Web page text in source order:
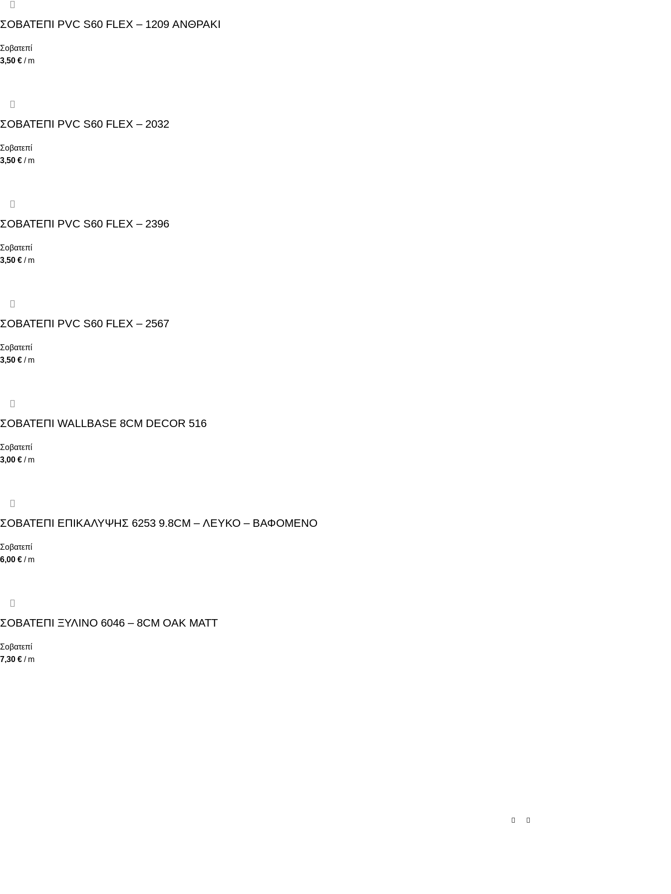
ΣΟΒΑΤΕΠΙ PVC S60 FLEX – 1209 ΑΝΘΡΑΚΙ
Σοβατεπί
3,50 € / m
ΣΟΒΑΤΕΠΙ PVC S60 FLEX – 2032
Σοβατεπί
3,50 € / m
ΣΟΒΑΤΕΠΙ PVC S60 FLEX – 2396
Σοβατεπί
3,50 € / m
ΣΟΒΑΤΕΠΙ PVC S60 FLEX – 2567
Σοβατεπί
3,50 € / m
ΣΟΒΑΤΕΠΙ WALLBASE 8CM DECOR 516
Σοβατεπί
3,00 € / m
ΣΟΒΑΤΕΠΙ ΕΠΙΚΑΛΥΨΗΣ 6253 9.8CM – ΛΕΥΚΟ – ΒΑΦΟΜΕΝΟ
Σοβατεπί
6,00 € / m
ΣΟΒΑΤΕΠΙ ΞΥΛΙΝΟ 6046 – 8CM OAK MATT
Σοβατεπί
7,30 € / m